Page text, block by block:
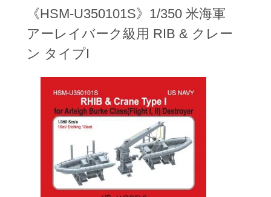
《HSM-U350101S》1/350 米海軍
アーレイバーク級用 RIB & クレー
ン タイプI